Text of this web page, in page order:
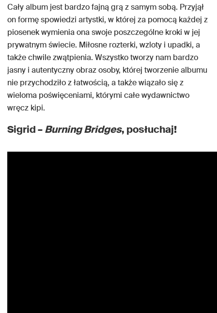
Cały album jest bardzo fajną grą z samym sobą. Przyjął
on formę spowiedzi artystki, w której za pomocą każdej z
piosenek wymienia ona swoje poszczególne kroki w jej
prywatnym świecie. Miłosne rozterki, wzloty i upadki, a
także chwile zwątpienia. Wszystko tworzy nam bardzo
jasny i autentyczny obraz osoby, której tworzenie albumu
nie przychodziło z łatwością, a także wiązało się z
wieloma poświęceniami, którymi całe wydawnictwo
wręcz kipi.
Sigrid –Burning Bridges, posłuchaj!